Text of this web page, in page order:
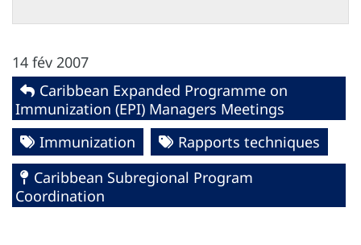
14 fév 2007
Caribbean Expanded Programme on
Immunization (EPI) Managers Meetings
Immunization
Rapports techniques
Caribbean Subregional Program
Coordination